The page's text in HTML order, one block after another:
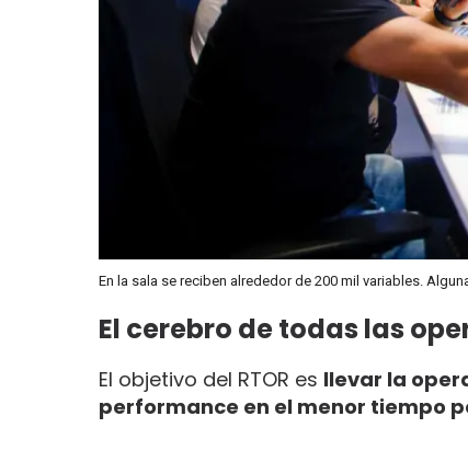
En la sala se reciben alrededor de 200 mil variables.
El cerebro de todas las
El objetivo del RTOR es llevar la
performance en el menor tiempo